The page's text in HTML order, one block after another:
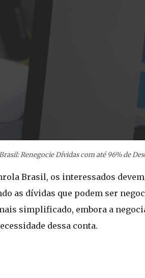
Renegocie Dívidas com até 96% de
Brasil, os interessados
as dívidas que podem ser
simplificado, embora a
dessa conta.